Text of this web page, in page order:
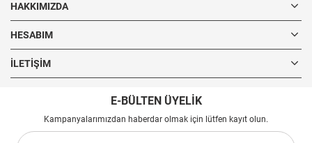
HAKKIMIZDA
HESABIM
İLETIŞIM
E-BÜLTEN ÜYELİK
Kampanyalarımızdan haberdar olmak için lütfen kayıt olun.